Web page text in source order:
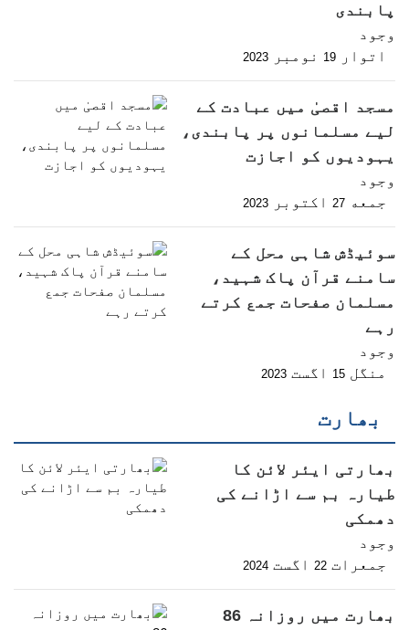
پابندی
وجود
اتوار 19 نومبر 2023
مسجد اقصیٰ میں عبادت کے
لیے مسلمانوں پر پابندی،
یہودیوں کو اجازت
وجود
جمعه 27 اکتوبر 2023
سوئیڈش شاہی محل کے
سامنے قرآن پاک شہید،
مسلمان صفحات جمع کرتے
رہے
وجود
منگل 15 اگست 2023
بھارت
بھارتی ایئر لائن کا
طیارہ بم سے اڑانے کی
دھمکی
وجود
جمعرات 22 اگست 2024
بھارت میں روزانہ 86